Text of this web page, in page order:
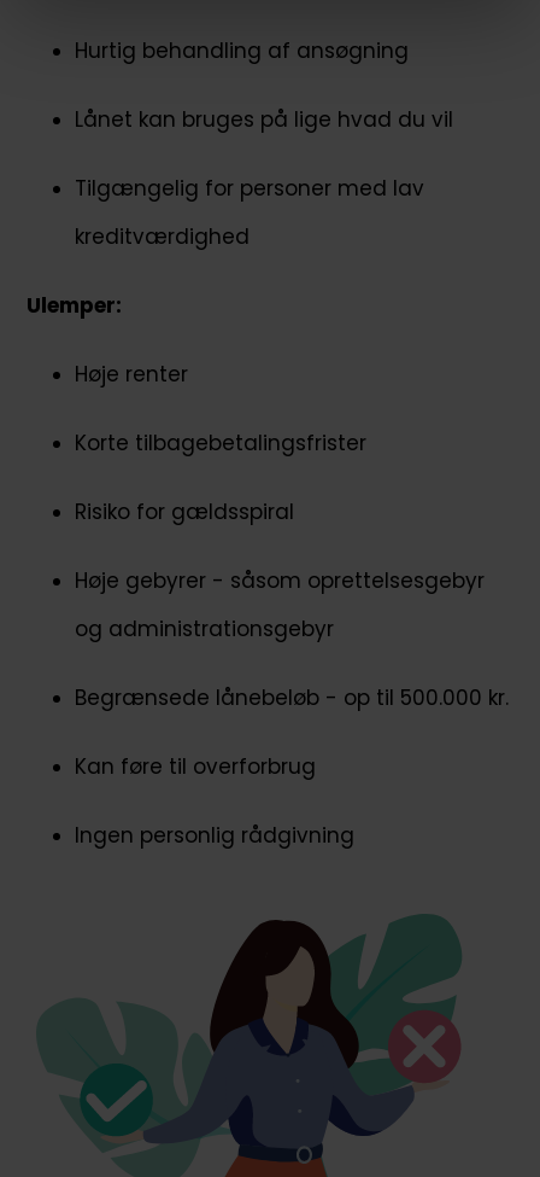
Hurtig behandling af ansøgning
Lånet kan bruges på lige hvad du vil
Tilgængelig for personer med lav
kreditværdighed
Ulemper:
Høje renter
Korte tilbagebetalingsfrister
Risiko for gældsspiral
Høje gebyrer - såsom oprettelsesgebyr
og administrationsgebyr
Begrænsede lånebeløb - op til 500.000 kr.
Kan føre til overforbrug
Ingen personlig rådgivning